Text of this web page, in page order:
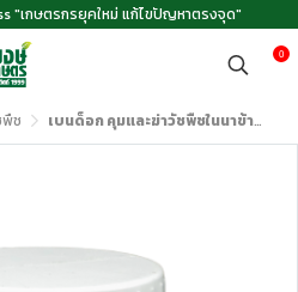
"เกษตรกรยุคใหม่ แก้ไขปัญหาตรงจุด"
0
พืช เบนด็อก คุมและฆ่าวัชพืชในนาข้าว ขนาด 100 กรัม